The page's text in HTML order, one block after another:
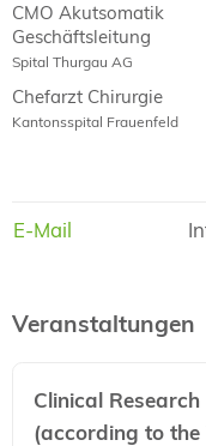
CMO Akutsomatik
Geschäftsleitung
Spital Thurgau AG
Chefarzt Chirurgie
Kantonsspital Frauenfeld
E-Mail
E-Mail
Veranstaltungen
Clinical Research
(according to